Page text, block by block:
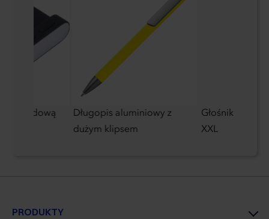
Długopis aluminiowy z
dużym klipsem
Głośnik
XXL
PRODUKTY